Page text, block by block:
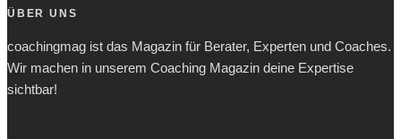
ÜBER UNS
coachingmag ist das Magazin für Berater, Experten und Coaches.
Wir machen in unserem Coaching Magazin deine Expertise
sichtbar!